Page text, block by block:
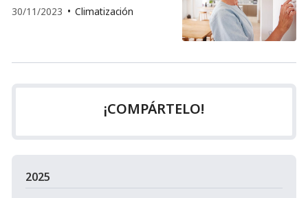
30/11/2023 Climatización
¡COMPÁRTELO!
2025